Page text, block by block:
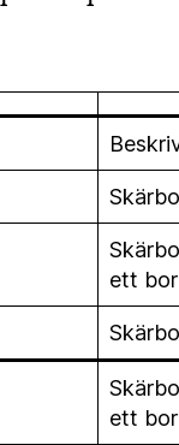
ett
ett